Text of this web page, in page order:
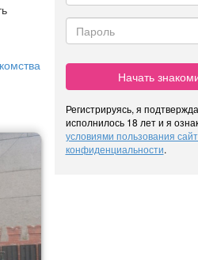
Начать
Регистрируясь, я
исполнилось 18 лет и я
условиями пользования
конфиденциальности.